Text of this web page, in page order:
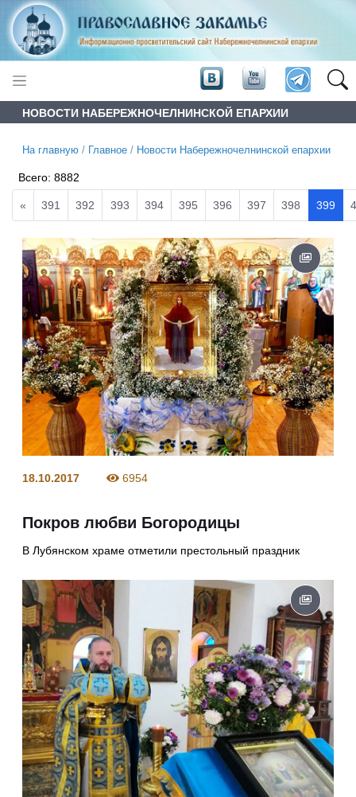
НОВОСТИ НАБЕРЕЖНОЧЕЛНИНСКОЙ ЕПАРХИИ
На главную / Главное / Новости Набережночелнинской епархии
Всего:8882
« 391 392 393 394 395 396 397 398 399
18.10.2017 6954
Покров любви Богородицы
В Лубянском храме отметили престольный праздник